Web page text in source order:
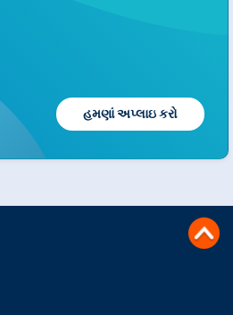
હમણાં અપ્લાઇ કરો